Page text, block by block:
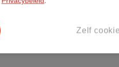
Zelf